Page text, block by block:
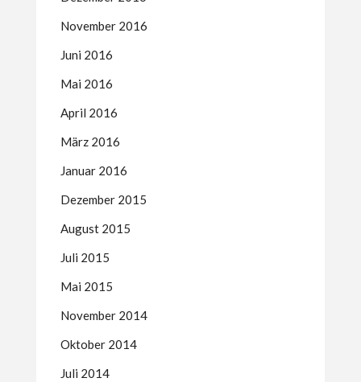
November 2016
Juni 2016
Mai 2016
April 2016
März 2016
Januar 2016
Dezember 2015
August 2015
Juli 2015
Mai 2015
November 2014
Oktober 2014
Juli 2014